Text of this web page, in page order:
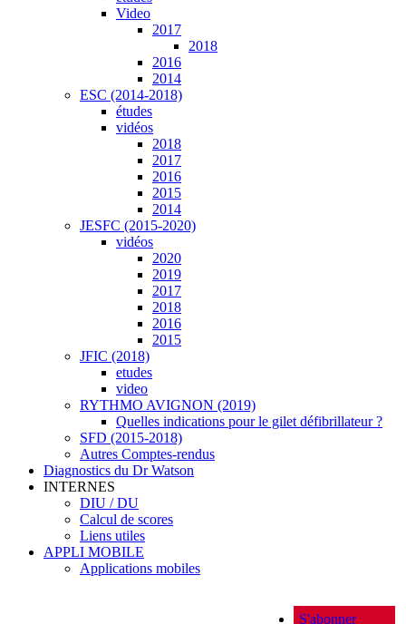
Video
2017
2018
2016
2014
ESC (2014-2018)
études
vidéos
2018
2017
2016
2015
2014
JESFC (2015-2020)
vidéos
2020
2019
2017
2018
2016
2015
JFIC (2018)
etudes
video
RYTHMO AVIGNON (2019)
Quelles indications pour le gilet défibrillateur ?
SFD (2015-2018)
Autres Comptes-rendus
Diagnostics du Dr Watson
INTERNES
DIU / DU
Calcul de scores
Liens utiles
APPLI MOBILE
Applications mobiles
S'abonner